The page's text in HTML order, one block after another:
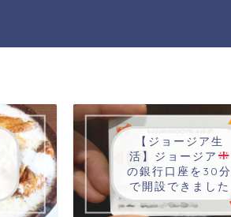
【ジョージア生
活】ジョージア
の銀行口座を30分
で開設できました